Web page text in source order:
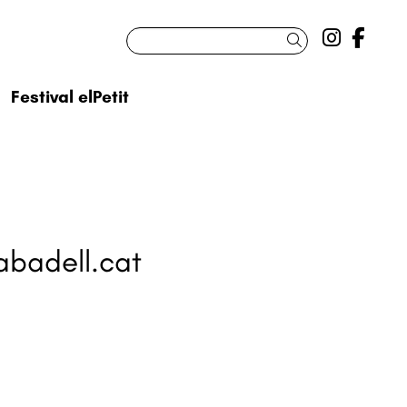
Link a
Link
Cercar
Festival elPetit